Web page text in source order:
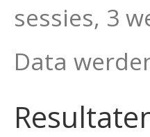
sessies, 3
Data